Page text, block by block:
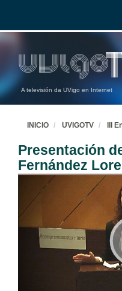
A televisión da UVigo en Internet
INICIO UVIGOTV III
Presentación
Fernández